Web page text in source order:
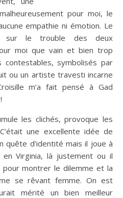
pour moi, le
empathie ni émotion. Le
sur le trouble des deux
moi que vain et bien trop
contestables, symbolisés par
ou un artiste travesti incarne
m’a fait pensé à Gad
les clichés, provoque les
une excellente idée de
quête d’identité mais il joue à
Virginia, là justement ou il
montrer le dilemme et la
se rêvant femme. On est
mérité un bien meilleur